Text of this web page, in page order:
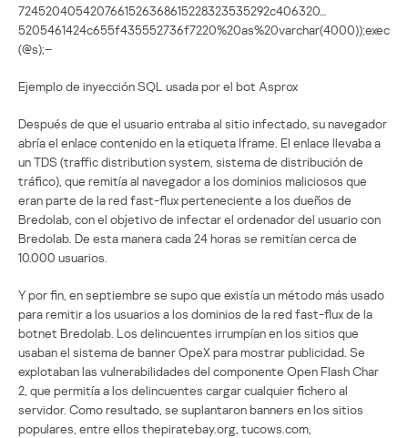
7245204054207661526368615228323535292c406320…
5205461424c655f435552736f7220%20as%20varchar(4000));exec
(@s);–
Ejemplo de inyección SQL usada por el bot Asprox
Después de que el usuario entraba al sitio infectado, su navegador
abría el enlace contenido en la etiqueta Iframe. El enlace llevaba a
un TDS (traffic distribution system, sistema de distribución de
tráfico), que remitía al navegador a los dominios maliciosos que
eran parte de la red fast-flux perteneciente a los dueños de
Bredolab, con el objetivo de infectar el ordenador del usuario con
Bredolab. De esta manera cada 24 horas se remitían cerca de
10.000 usuarios.
Y por fin, en septiembre se supo que existía un método más usado
para remitir a los usuarios a los dominios de la red fast-flux de la
botnet Bredolab. Los delincuentes irrumpían en los sitios que
usaban el sistema de banner OpeX para mostrar publicidad. Se
explotaban las vulnerabilidades del componente Open Flash Char
2, que permitía a los delincuentes cargar cualquier fichero al
servidor. Como resultado, se suplantaron banners en los sitios
populares, entre ellos thepiratebay.org, tucows.com,